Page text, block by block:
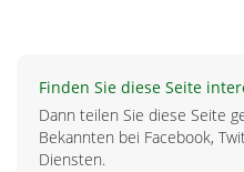
Finden Sie diese Seite
Dann teilen Sie diese Seite
Bekannten bei Facebook,
Diensten.